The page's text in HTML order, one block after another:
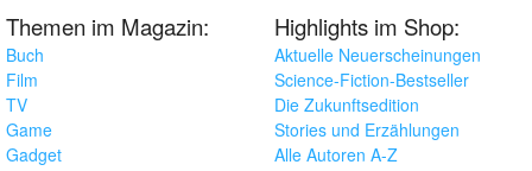
Themen im Magazin:
Buch
Film
TV
Game
Gadget
Highlights im Shop:
Aktuelle Neuerscheinungen
Science-Fiction-Bestseller
Die Zukunftsedition
Stories und Erzählungen
Alle Autoren A-Z